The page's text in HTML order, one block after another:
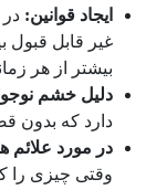
ایجاد قوانین:
غیر قابل قبول
بیشتر از هر
دلیل خشم
دارد که بدون
در مورد علائم
وقتی چیزی را